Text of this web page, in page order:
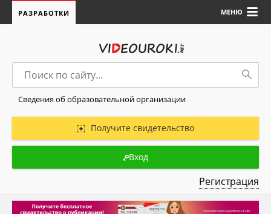
МЕНЮ
РАЗРАБОТКИ
Сведения об образовательной организации
Получите свидетельство
Вход
Регистрация